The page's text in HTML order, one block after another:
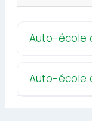
Auto-école
Auto-école